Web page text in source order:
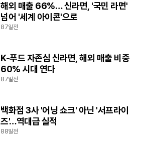
해외 매출 66%… 신라면, '국민 라면'
넘어 '세계 아이콘'으로
87일전
K-푸드 자존심 신라면, 해외 매출 비중
60% 시대 연다
87일전
백화점 3사 '어닝 쇼크' 아닌 '서프라이
즈'…역대급 실적
88일전